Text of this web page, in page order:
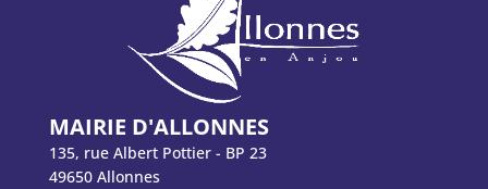
MAIRIE D'ALLONNES
135, rue Albert Pottier - BP 23
49650 Allonnes